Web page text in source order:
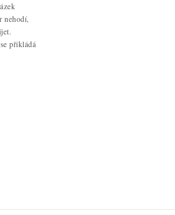
nehodí,
přikládá